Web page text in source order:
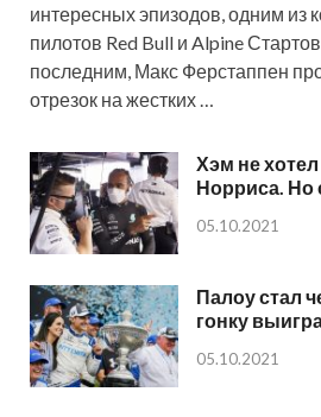
интересных эпизодов, одним из
пилотов Red Bull и Alpine
последним, Макс Ферстаппен
отрезок на жестких …
Хэм не
Норриса. Но
05.10.2021
Палоу стал
гонку
05.10.2021